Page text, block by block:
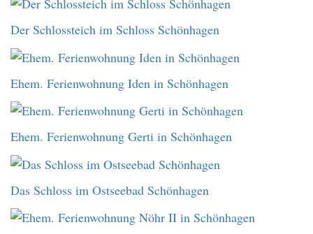
Der Schlossteich im Schloss Schönhagen
Ehem. Ferienwohnung Iden in Schönhagen
Ehem. Ferienwohnung Gerti in Schönhagen
Das Schloss im Ostseebad Schönhagen